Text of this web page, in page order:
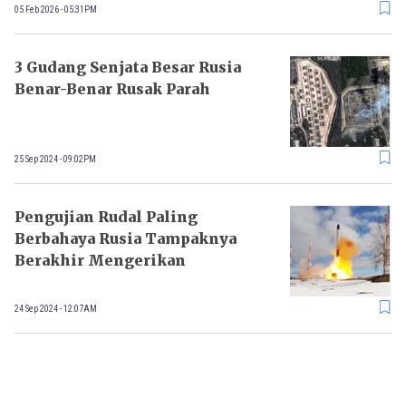
05 Feb 2026 - 05:31PM
3 Gudang Senjata Besar Rusia
Benar-Benar Rusak Parah
25 Sep 2024 - 09:02PM
Pengujian Rudal Paling
Berbahaya Rusia Tampaknya
Berakhir Mengerikan
24 Sep 2024 - 12:07AM